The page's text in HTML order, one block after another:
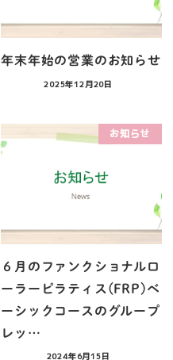
年末年始の営業のお知らせ
2025年12月20日
お知らせ
６月のファンクショナルロ
ーラーピラティス(FRP)ベ
ーシックコースのグループ
レッ…
2024年6月15日